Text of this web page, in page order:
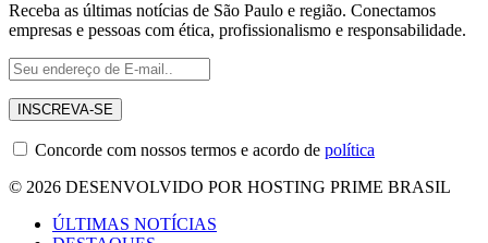
Receba as últimas notícias de São Paulo e região. Conectamos
empresas e pessoas com ética, profissionalismo e responsabilidade.
Concorde com nossos termos e acordo de política
© 2026 DESENVOLVIDO POR HOSTING PRIME BRASIL
ÚLTIMAS NOTÍCIAS